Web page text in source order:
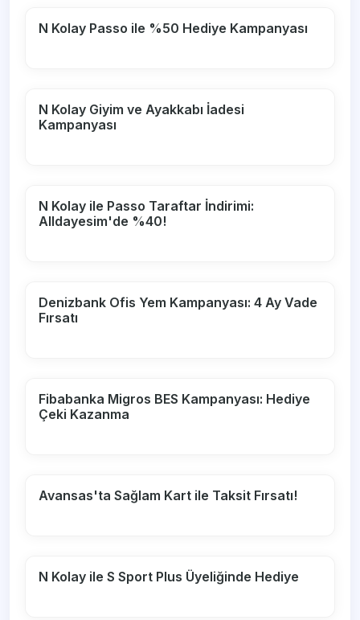
N Kolay Passo ile %50 Hediye Kampanyası
N Kolay Giyim ve Ayakkabı İadesi
Kampanyası
N Kolay ile Passo Taraftar İndirimi:
Alldayesim'de %40!
Denizbank Ofis Yem Kampanyası: 4 Ay Vade
Fırsatı
Fibabanka Migros BES Kampanyası: Hediye
Çeki Kazanma
Avansas'ta Sağlam Kart ile Taksit Fırsatı!
N Kolay ile S Sport Plus Üyeliğinde Hediye